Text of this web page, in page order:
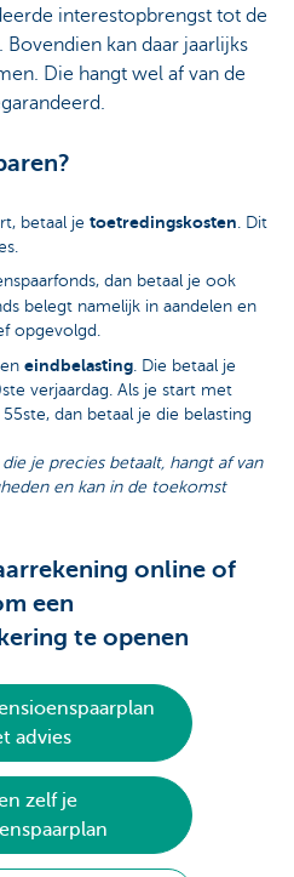
interestopbrengst tot de
kan daar jaarlijks
Die hangt wel af van de
betaal je toetredingskosten. Dit
dan betaal je ook
belegt namelijk in aandelen en
opgevolgd.
eindbelasting. Die betaal je
verjaardag. Als je start met
dan betaal je die belasting
je precies betaalt, hangt af van
en kan in de toekomst
online of
een
te openen
advies
zelf je